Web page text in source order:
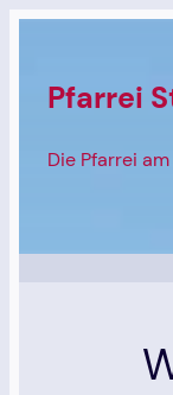
Pfarrei
Die Pfarrei